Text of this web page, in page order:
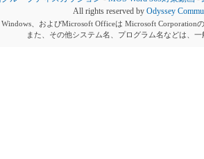
All rights reserved by Odyssey
、およびMicrosoft Officeは Microsoft Corporation
また、その他システム名、プログラム名などは、